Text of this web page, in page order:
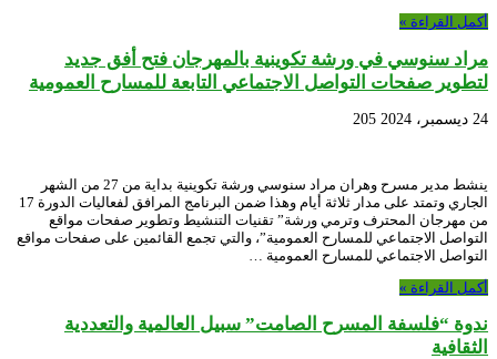
أكمل القراءة »
مراد سنوسي في ورشة تكوينية بالمهرجان فتح أفق جديد
لتطوير صفحات التواصل الاجتماعي التابعة للمسارح العمومية
24 ديسمبر، 2024 205
ينشط مدير مسرح وهران مراد سنوسي ورشة تكوينية بداية من 27 من الشهر
الجاري وتمتد على مدار ثلاثة أيام وهذا ضمن البرنامج المرافق لفعاليات الدورة 17
من مهرجان المحترف وترمي ورشة” تقنيات التنشيط وتطوير صفحات مواقع
التواصل الاجتماعي للمسارح العمومية”، والتي تجمع القائمين على صفحات مواقع
التواصل الاجتماعي للمسارح العمومية …
أكمل القراءة »
ندوة “فلسفة المسرح الصامت” سبيل العالمية والتعددية
الثقافية